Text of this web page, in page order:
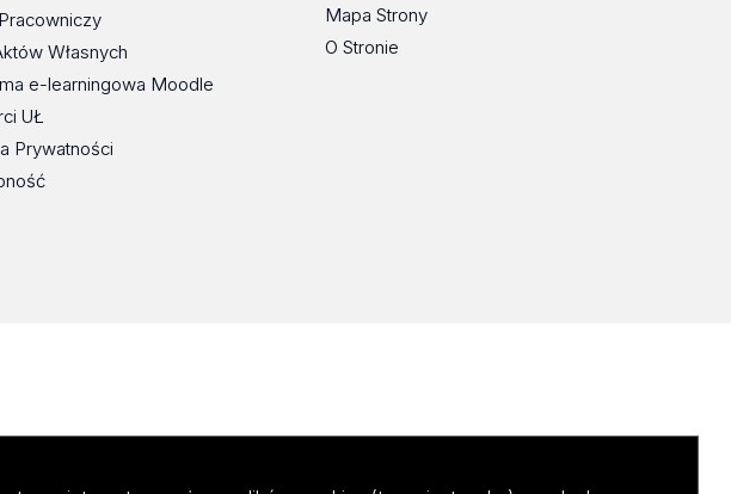
Własnych
e-learningowa Moodle
UŁ
Prywatności
Mapa Strony
O Stronie